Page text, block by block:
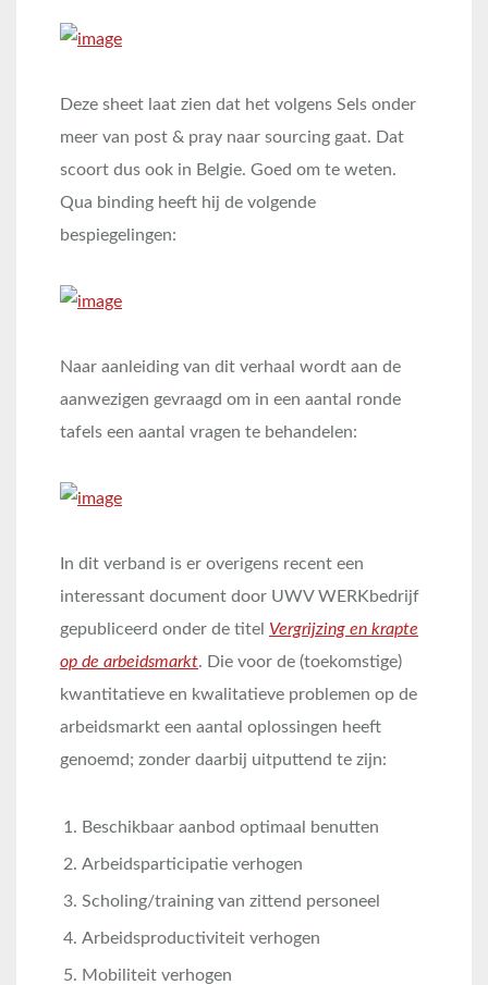
Deze sheet laat zien dat het volgens Sels onder
meer van post & pray naar sourcing gaat. Dat
scoort dus ook in Belgie. Goed om te weten.
Qua binding heeft hij de volgende
bespiegelingen:
Naar aanleiding van dit verhaal wordt aan de
aanwezigen gevraagd om in een aantal ronde
tafels een aantal vragen te behandelen:
In dit verband is er overigens recent een
interessant document door UWV WERKbedrijf
gepubliceerd onder de titel Vergrijzing en krapte
op de arbeidsmarkt. Die voor de (toekomstige)
kwantitatieve en kwalitatieve problemen op de
arbeidsmarkt een aantal oplossingen heeft
genoemd; zonder daarbij uitputtend te zijn:
Beschikbaar aanbod optimaal benutten
Arbeidsparticipatie verhogen
Scholing/training van zittend personeel
Arbeidsproductiviteit verhogen
Mobiliteit verhogen